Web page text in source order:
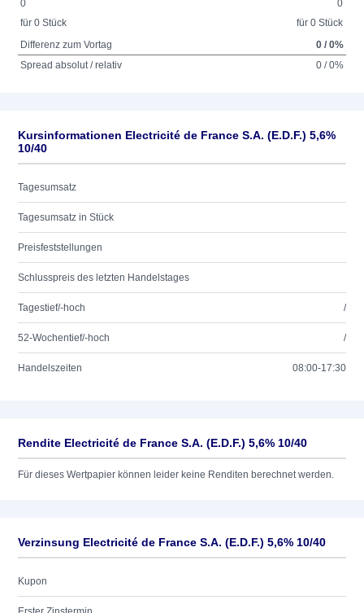
0
für 0 Stück
0
für 0 Stück
Differenz zum Vortag
0 / 0%
Spread absolut / relativ
0 / 0%
Kursinformationen Electricité de France S.A. (E.D.F.) 5,6%
10/40
Tagesumsatz
Tagesumsatz in Stück
Preisfeststellungen
Schlusspreis des letzten Handelstages
Tagestief/-hoch /
52-Wochentief/-hoch /
Handelszeiten 08:00-17:30
Rendite Electricité de France S.A. (E.D.F.) 5,6% 10/40
Für dieses Wertpapier können leider keine Renditen berechnet werden.
Verzinsung Electricité de France S.A. (E.D.F.) 5,6% 10/40
Kupon